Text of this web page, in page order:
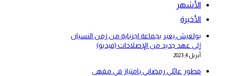
الأشهر
الأخيرة
بولعيش يعبر بجماعة اجزناية من زمن النسيان
إلى عهد جديد من الإصلاحات (فيديو)
أبريل 4, 2023
فطور عائلي رمضاني بامتياز في مقهى